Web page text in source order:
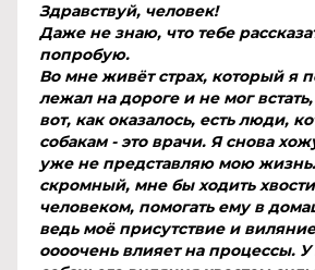
Здравствуй, человек!
Даже не знаю, что тебе
попробую.
Во мне живёт страх, который я
лежал на дороге и не мог
вот, как оказалось, есть люди,
собакам - это врачи. Я снова
уже не представляю мою
скромный, мне бы ходить
человеком, помогать ему в
ведь моë присутствие и
оооочень влияет на процессы. У